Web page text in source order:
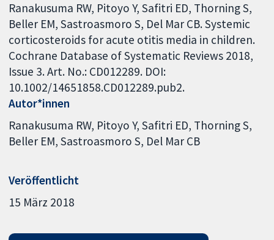
Ranakusuma RW, Pitoyo Y, Safitri ED, Thorning S,
Beller EM, Sastroasmoro S, Del Mar CB. Systemic
corticosteroids for acute otitis media in children.
Cochrane Database of Systematic Reviews 2018,
Issue 3. Art. No.: CD012289. DOI:
10.1002/14651858.CD012289.pub2.
Autor*innen
Ranakusuma RW Pitoyo Y Safitri ED Thorning S
Beller EM Sastroasmoro S Del Mar CB
Veröffentlicht
15 März 2018